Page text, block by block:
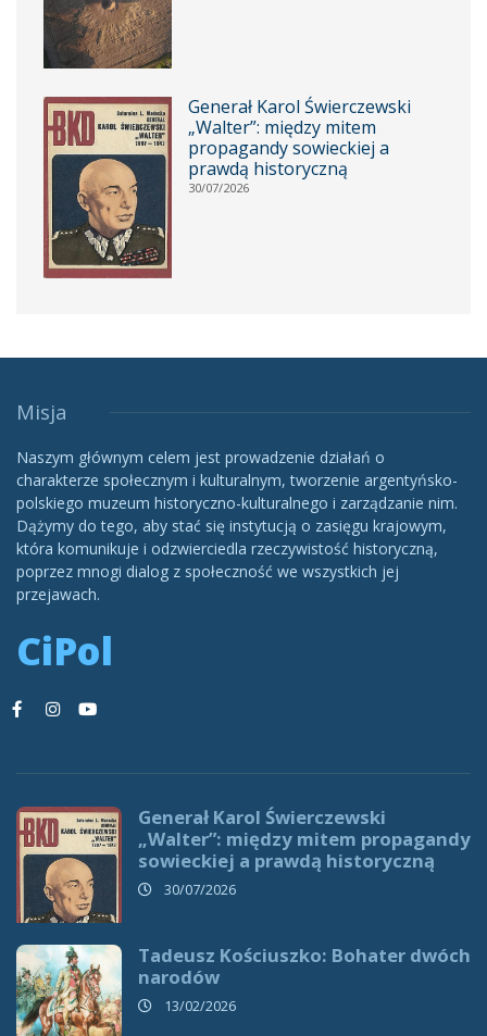
Generał Karol Świerczewski
„Walter”: między mitem
propagandy sowieckiej a
prawdą historyczną
30/07/2026
Misja
Naszym głównym celem jest prowadzenie działań o
charakterze społecznym i kulturalnym, tworzenie argentyńsko-
polskiego muzeum historyczno-kulturalnego i zarządzanie nim.
Dążymy do tego, aby stać się instytucją o zasięgu krajowym,
która komunikuje i odzwierciedla rzeczywistość historyczną,
poprzez mnogi dialog z społeczność we wszystkich jej
przejawach.
CiPol
Generał Karol Świerczewski
„Walter”: między mitem propagandy
sowieckiej a prawdą historyczną
30/07/2026
Tadeusz Kościuszko: Bohater dwóch
narodów
13/02/2026